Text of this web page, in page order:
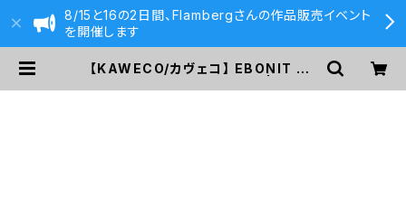
8/15と16の2日間、Flambergさんの作品販売イベント
を開催します
【KAWECO/カヴェコ】 EBONIT Sp